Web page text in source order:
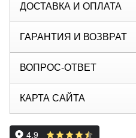
ДОСТАВКА И ОПЛАТА
ГАРАНТИЯ И ВОЗВРАТ
ВОПРОС-ОТВЕТ
КАРТА САЙТА